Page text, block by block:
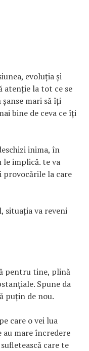
evoluția și
atenție la tot ce se
mari să îți
bine de ceva ce îți
inima, în
le implică. te va
provocările la care
situația va reveni
pentru tine, plină
Spune da
puțin de nou.
care o vei lua
au mare încredere
care te